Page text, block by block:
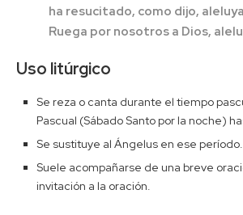
ha resucitado, como dijo,
Ruega por nosotros a Dios,
Uso litúrgico
Se reza o canta durante el tiempo
Pascual (Sábado Santo por la noche)
Se sustituye al Ángelus en ese período.
Suele acompañarse de una breve
invitación a la oración.